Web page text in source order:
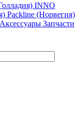
INNO
Packline (Норвегия)
Аксессуары Запчасти